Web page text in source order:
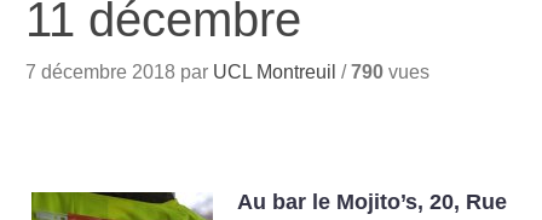
11 décembre
7 décembre 2018 par UCL Montreuil /790 vues
Au bar le Mojito’s, 20, Rue